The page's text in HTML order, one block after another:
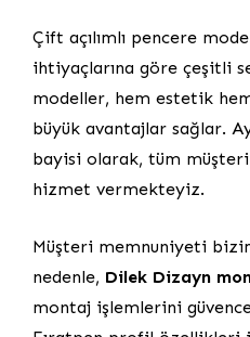
Çift açılımlı pencere
ihtiyaçlarına göre çeşitli
modeller, hem estetik
büyük avantajlar sağlar.
bayisi olarak, tüm
hizmet vermekteyiz.
Müşteri memnuniyeti
nedenle, Dilek Dizayn
montaj işlemlerini